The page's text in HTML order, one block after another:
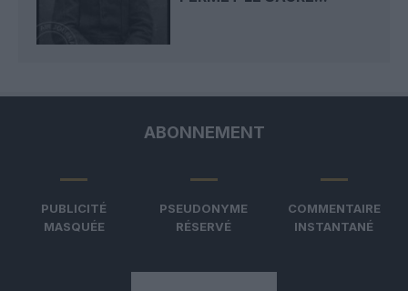
ABONNEMENT
PUBLICITÉ
MASQUÉE
PSEUDONYME
RÉSERVÉ
COMMENTAIRE
INSTANTANÉ